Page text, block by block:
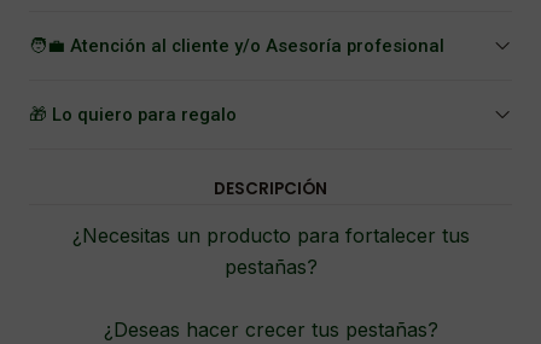
🧑‍💼 Atención al cliente y/o Asesoría profesional
🎁 Lo quiero para regalo
DESCRIPCIÓN
¿Necesitas un producto para fortalecer tus
pestañas?
¿Deseas hacer crecer tus pestañas?